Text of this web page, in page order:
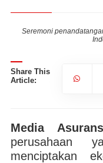
Seremoni
Share This
Article:
Media
perusahaan
menciptakan